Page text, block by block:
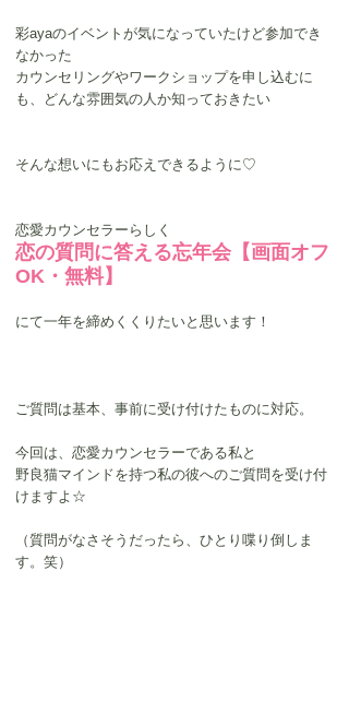
彩ayaのイベントが気になっていたけど参加でき
なかった
カウンセリングやワークショップを申し込むに
も、どんな雰囲気の人か知っておきたい
そんな想いにもお応えできるように♡
恋愛カウンセラーらしく
恋の質問に答える忘年会【画面オフ
OK・無料】
にて一年を締めくくりたいと思います！
ご質問は基本、事前に受け付けたものに対応。
今回は、恋愛カウンセラーである私と
野良猫マインドを持つ私の彼へのご質問を受け付
けますよ☆
（質問がなさそうだったら、ひとり喋り倒しま
す。笑）